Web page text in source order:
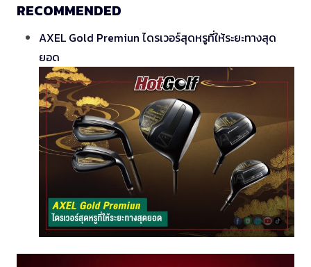
RECOMMENDED
AXEL Gold Premiun ไดรเวอร์สุดหรูที่ให้ระยะทางสุด
ยอด